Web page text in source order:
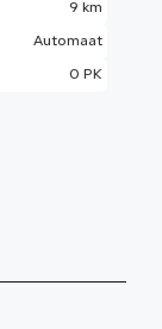
9 km
Automaat
0 PK